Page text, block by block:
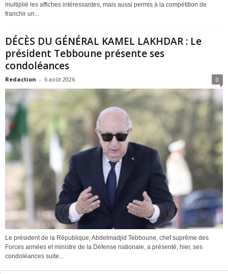
multiplié les affiches intéressantes, mais aussi permis à la compétition de
franchir un...
DÉCÈS DU GÉNÉRAL KAMEL LAKHDAR : Le
président Tebboune présente ses
condoléances
Redaction - 6 août 2026 0
Le président de la République, Abdelmadjid Tebboune, chef suprême des
Forces armées et ministre de la Défense nationale, a présenté, hier, ses
condoléances suite...